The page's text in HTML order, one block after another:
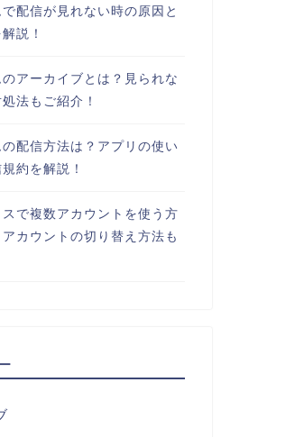
で配信が見れない時の原因と
説！
のアーカイブとは？見られな
法もご紹介！
の配信方法は？アプリの使い
約を解説！
スで複数アカウントを使う方
カウントの切り替え方法も